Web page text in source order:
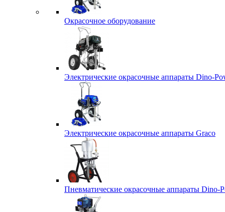
Окрасочное оборудование
Электрические окрасочные аппараты Dino-
Электрические окрасочные аппараты Graco
Пневматические окрасочные аппараты Dino-